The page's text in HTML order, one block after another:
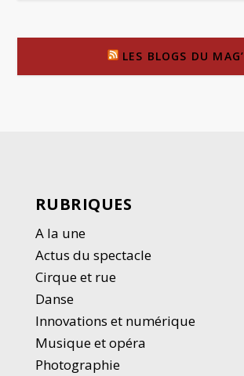
LES BLOGS DU MAG’
RUBRIQUES
A la une
Actus du spectacle
Cirque et rue
Danse
Innovations et numérique
Musique et opéra
Photographie